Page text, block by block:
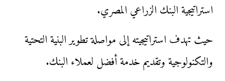
استراتيجية البنك الزراعي المصري.
حيث تهدف استراتيجيته إلى مواصلة تطوير البنية التحتية
والتكنولوجية وتقديم خدمة أفضل لعملاء البنك.